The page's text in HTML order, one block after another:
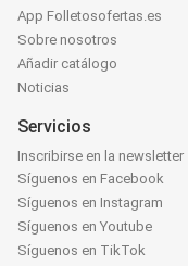
App Folletosofertas.es
Sobre nosotros
Añadir catálogo
Noticias
Servicios
Inscribirse en la newsletter
Síguenos en Facebook
Síguenos en Instagram
Síguenos en Youtube
Síguenos en TikTok